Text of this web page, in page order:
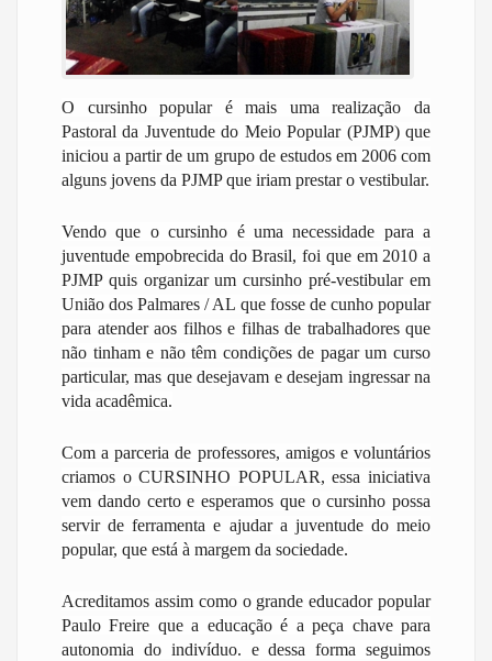
O cursinho popular é mais uma realização da
Pastoral da Juventude do Meio Popular (PJMP) que
iniciou a partir de um grupo de estudos em 2006 com
alguns jovens da PJMP que iriam prestar o vestibular.
Vendo que o cursinho é uma necessidade para a
juventude empobrecida do Brasil, foi que em 2010 a
PJMP quis organizar um cursinho pré-vestibular em
União dos Palmares / AL que fosse de cunho popular
para atender aos filhos e filhas de trabalhadores que
não tinham e não têm condições de pagar um curso
particular, mas que desejavam e desejam ingressar na
vida acadêmica.
Com a parceria de professores, amigos e voluntários
criamos o CURSINHO POPULAR, essa iniciativa
vem dando certo e esperamos que o cursinho possa
servir de ferramenta e ajudar a juventude do meio
popular, que está à margem da sociedade.
Acreditamos assim como o grande educador popular
Paulo Freire que a educação é a peça chave para
autonomia do indivíduo. e dessa forma seguimos